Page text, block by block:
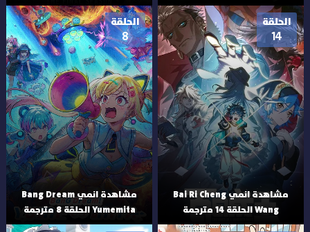
الحلقة
14
مشاهدة انمي Bai Ri Cheng
Wang الحلقة 14 مترجمة
الحلقة
8
مشاهدة انمي Bang Dream
Yumemita الحلقة 8 مترجمة